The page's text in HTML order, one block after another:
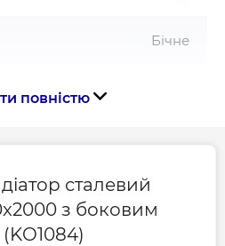
Бічне
Сталевий
повністю
сталевий
з боковим